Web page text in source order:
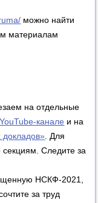
можно найти
материалам
на отдельные
YouTube-канале и на
. Для
секциям. Следите за
НСКФ-2021,
за труд